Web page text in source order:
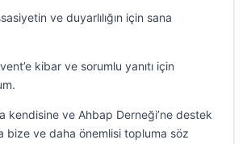
ve duyarlılığın için sana
kibar ve sorumlu yanıtı için
kendisine ve Ahbap Derneği’ne destek
bize ve daha önemlisi topluma söz